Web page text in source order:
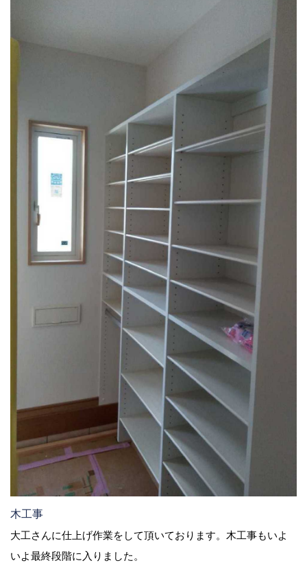
木工事
大工さんに仕上げ作業をして頂いております。木工事もいよ
いよ最終段階に入りました。